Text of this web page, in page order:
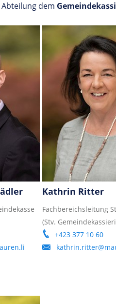
dem
Kathrin Ritter
Fachbereichsleitung
(Stv.
+423 377 10 60